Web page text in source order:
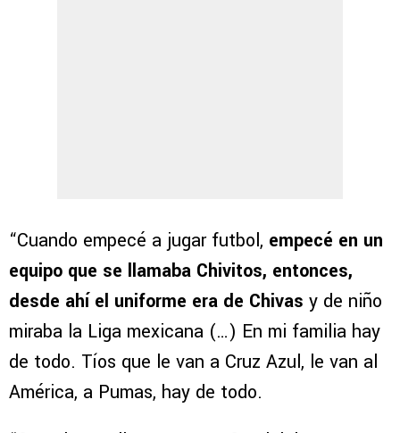
“Cuando empecé a jugar futbol, empecé en un
equipo que se llamaba Chivitos, entonces,
desde ahí el uniforme era de Chivas y de niño
miraba la Liga mexicana (…) En mi familia hay
de todo. Tíos que le van a Cruz Azul, le van al
América, a Pumas, hay de todo.